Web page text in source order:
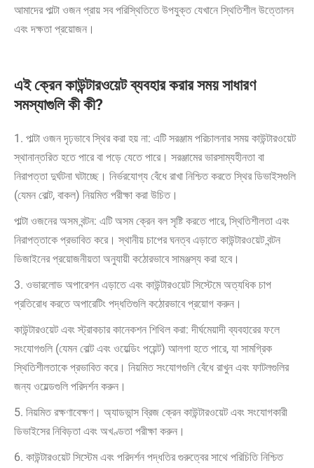
আমাদের পাল্টা ওজন প্রায় সব পরিস্থিতিতে উপযুক্ত যেখানে স্থিতিশীল উত্তোলন
এবং দক্ষতা প্রয়োজন।
এই ক্রেন কাউন্টারওয়েট ব্যবহার করার সময় সাধারণ
সমস্যাগুলি কী কী?
1. পাল্টা ওজন দৃঢ়ভাবে স্থির করা হয় না: এটি সরঞ্জাম পরিচালনার সময় কাউন্টারওয়েট
স্থানান্তরিত হতে পারে বা পড়ে যেতে পারে। সরঞ্জামের ভারসাম্যহীনতা বা
নিরাপত্তা দুর্ঘটনা ঘটাচ্ছে। নির্ভরযোগ্য বেঁধে রাখা নিশ্চিত করতে স্থির ডিভাইসগুলি
(যেমন বোল্ট, বাকল) নিয়মিত পরীক্ষা করা উচিত।
পাল্টা ওজনের অসম বন্টন: এটি অসম ক্রেন বল সৃষ্টি করতে পারে, স্থিতিশীলতা এবং
নিরাপত্তাকে প্রভাবিত করে। স্থানীয় চাপের ঘনত্ব এড়াতে কাউন্টারওয়েট বন্টন
ডিজাইনের প্রয়োজনীয়তা অনুযায়ী কঠোরভাবে সামঞ্জস্য করা হবে।
3. ওভারলোড অপারেশন এড়াতে এবং কাউন্টারওয়েট সিস্টেমে অত্যধিক চাপ
প্রতিরোধ করতে অপারেটিং পদ্ধতিগুলি কঠোরভাবে প্রয়োগ করুন।
কাউন্টারওয়েট এবং স্ট্রাকচার কানেকশন শিথিল করা: দীর্ঘমেয়াদী ব্যবহারের ফলে
সংযোগগুলি (যেমন বোল্ট এবং ওয়েল্ডিং পয়েন্ট) আলগা হতে পারে, যা সামগ্রিক
স্থিতিশীলতাকে প্রভাবিত করে। নিয়মিত সংযোগগুলি বেঁধে রাখুন এবং ফাটলগুলির
জন্য ওয়েল্ডগুলি পরিদর্শন করুন।
5. নিয়মিত রক্ষণাবেক্ষণ। অ্যাডভান্স ব্রিজ ক্রেন কাউন্টারওয়েট এবং সংযোগকারী
ডিভাইসের নিবিড়তা এবং অখণ্ডতা পরীক্ষা করুন।
6. কাউন্টারওয়েট সিস্টেম এবং পরিদর্শন পদ্ধতির গুরুত্বের সাথে পরিচিতি নিশ্চিত